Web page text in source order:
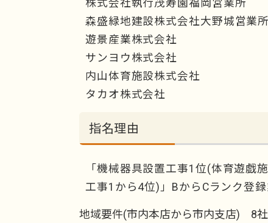
株式会社執行茂寿園福岡営業所
森盛緑地建設株式会社大野城営業所
遊景産業株式会社
サンヨウ株式会社
内山体育施設株式会社
タカオ株式会社
指名理由
「機械器具設置工事1位(体育遊戯
工事1から4位)」BからCランク登
地域要件(市内本店から市内支店) 8社